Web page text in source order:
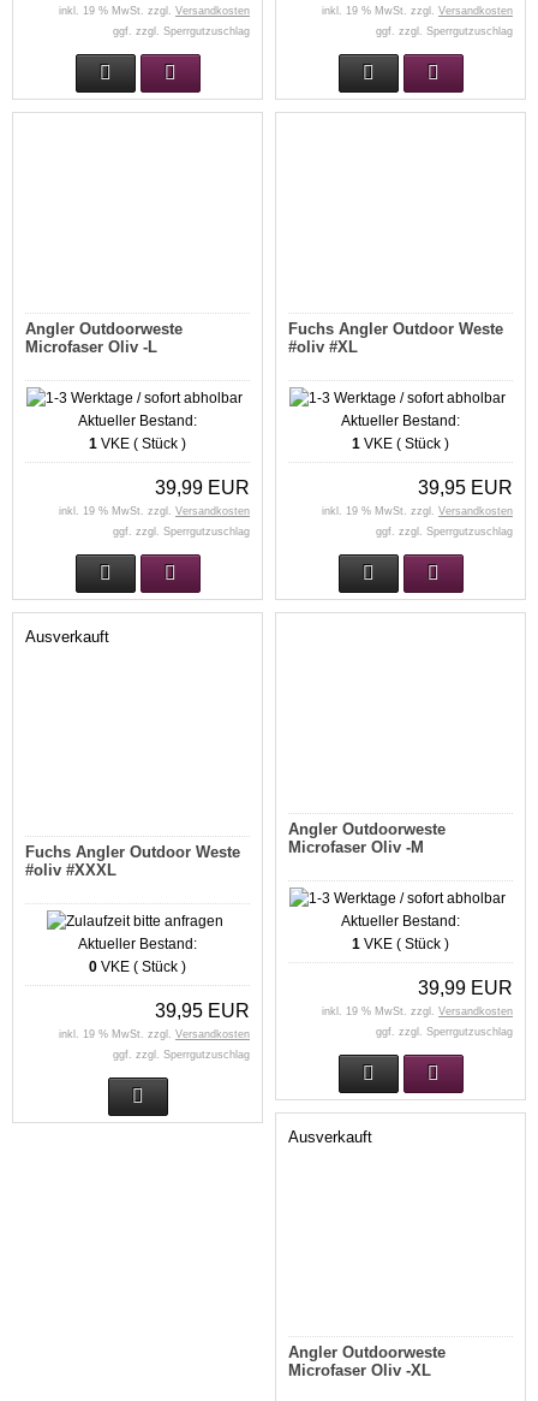
inkl. 19 % MwSt. zzgl. Versandkosten
ggf. zzgl. Sperrgutzuschlag
inkl. 19 % MwSt. zzgl. Versandkosten
ggf. zzgl. Sperrgutzuschlag
Angler Outdoorweste
Microfaser Oliv -L
Aktueller Bestand:
1 VKE ( Stück )
39,99 EUR
inkl. 19 % MwSt. zzgl. Versandkosten
ggf. zzgl. Sperrgutzuschlag
Fuchs Angler Outdoor Weste
#oliv #XL
Aktueller Bestand:
1 VKE ( Stück )
39,95 EUR
inkl. 19 % MwSt. zzgl. Versandkosten
ggf. zzgl. Sperrgutzuschlag
Ausverkauft
Fuchs Angler Outdoor Weste
#oliv #XXXL
Aktueller Bestand:
0 VKE ( Stück )
39,95 EUR
inkl. 19 % MwSt. zzgl. Versandkosten
ggf. zzgl. Sperrgutzuschlag
Angler Outdoorweste
Microfaser Oliv -M
Aktueller Bestand:
1 VKE ( Stück )
39,99 EUR
inkl. 19 % MwSt. zzgl. Versandkosten
ggf. zzgl. Sperrgutzuschlag
Ausverkauft
Angler Outdoorweste
Microfaser Oliv -XL